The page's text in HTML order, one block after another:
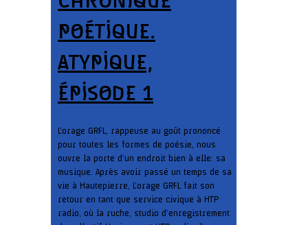
POÉTIQUE.
ATYPIQUE,
ÉPISODE 1
L’orage GRFL, rappeuse au goût prononcé
pour toutes les formes de poésie, nous
ouvre la porte d’un endroit bien à elle: sa
musique. Après avoir passé un temps de sa
vie à Hautepierre, L’orage GRFL fait son
retour en tant que service civique à HTP
radio, où la ruche, studio d’enregistrement